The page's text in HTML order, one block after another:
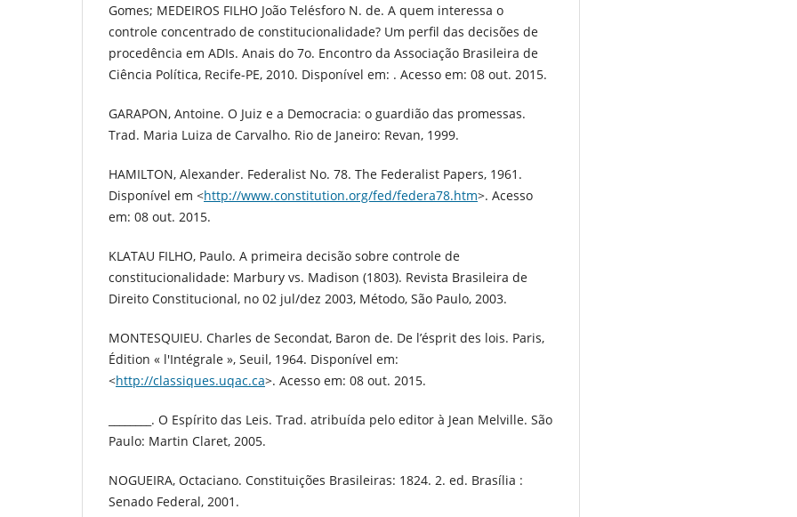
Gomes; MEDEIROS FILHO João Telésforo N. de. A quem interessa o
controle concentrado de constitucionalidade? Um perfil das decisões de
procedência em ADIs. Anais do 7o. Encontro da Associação Brasileira de
Ciência Política, Recife-PE, 2010. Disponível em: . Acesso em: 08 out. 2015.
GARAPON, Antoine. O Juiz e a Democracia: o guardião das promessas.
Trad. Maria Luiza de Carvalho. Rio de Janeiro: Revan, 1999.
HAMILTON, Alexander. Federalist No. 78. The Federalist Papers, 1961.
Disponível em <http://www.constitution.org/fed/federa78.htm>. Acesso
em: 08 out. 2015.
KLATAU FILHO, Paulo. A primeira decisão sobre controle de
constitucionalidade: Marbury vs. Madison (1803). Revista Brasileira de
Direito Constitucional, no 02 jul/dez 2003, Método, São Paulo, 2003.
MONTESQUIEU. Charles de Secondat, Baron de. De l’ésprit des lois. Paris,
Édition « l'Intégrale », Seuil, 1964. Disponível em:
<http://classiques.uqac.ca>. Acesso em: 08 out. 2015.
________. O Espírito das Leis. Trad. atribuída pelo editor à Jean Melville. São
Paulo: Martin Claret, 2005.
NOGUEIRA, Octaciano. Constituições Brasileiras: 1824. 2. ed. Brasília :
Senado Federal, 2001.